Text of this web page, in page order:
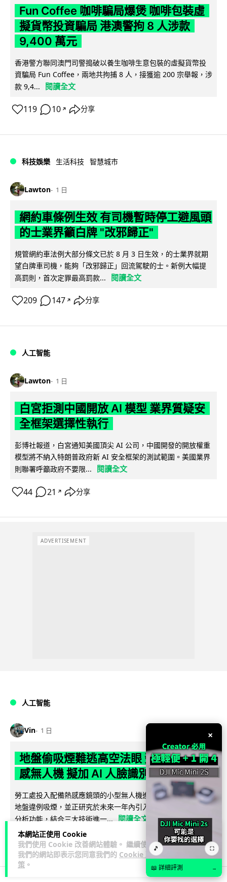
本網站正使用 Cookie
我們使用 Cookie 改善網站體驗。 繼續使用
我們的網站即表示您同意我們的 Cookie 政
策 。
Fun Coffee 咖啡騙局爆煲 咖啡包裝虛
擬貨幣投資騙局 港澳警拘 8 人涉款
9,400 萬元
香港警方聯同澳門司警搗破以養生咖啡生意包裝的虛擬貨幣投
資騙局 Fun Coffee，兩地共拘捕 8 人，接獲逾 200 宗舉報，涉
款 9,4...
閱讀全文
119 10 ↗ 分享
科技娛樂 生活科技 智慧城市
Lawton 1 日
網約車條例生效 有司機暫時停工避風頭
的士業界籲白牌 "改邪歸正"
規管網約車法例大部分條文已於 8 月 3 日生效，的士業界就期
望白牌車司機，能夠「改邪歸正」回流駕駛的士。新例大幅提
高罰則，首次定罪最高罰款...
閱讀全文
209 147 ↗ 分享
人工智能
Lawton 1 日
白宮拒測中國開放 AI 模型 業界質疑安
全框架選擇性執行
彭博社報道，白宮通知美國頂尖 AI 公司，中國開發的開放權重
模型將不納入特朗普政府新 AI 安全框架的測試範圍。美國業界
則聯署呼籲政府不要限...
閱讀全文
44 21 ↗ 分享
ADVERTISEMENT
人工智能
Vin 1 日
地盤偷吸煙難逃高空法眼 勞工處出動熱
感無人機 擬加 AI 人臉識別精準執法
勞工處投入配備熱感應鏡頭的小型無人機進行高空巡邏以打擊
地盤違例吸煙，並正研究於未來一年內引入 AI 人臉識別與行為
分析功能，結合三大技術進一...
閱讀全文
249 60 ↗ 分享
×
🎵 ⛶
📖 詳細評測 →